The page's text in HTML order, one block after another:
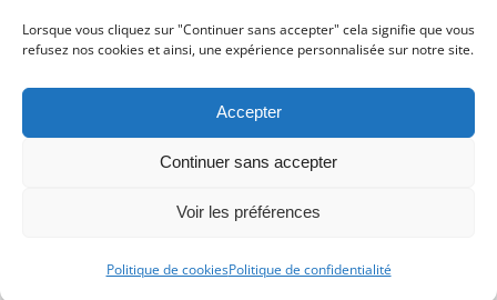
Lorsque vous cliquez sur "Continuer sans accepter" cela signifie que vous
refusez nos cookies et ainsi, une expérience personnalisée sur notre site.
Accepter
Continuer sans accepter
Voir les préférences
Politique de cookiesPolitique de confidentialité
Projets connexes